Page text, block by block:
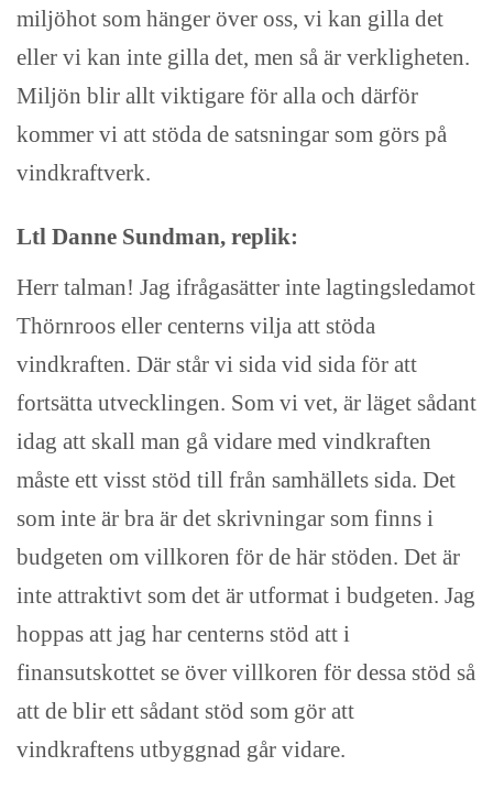
miljöhot som hänger över oss, vi kan gilla det
eller vi kan inte gilla det, men så är verkligheten.
Miljön blir allt viktigare för alla och därför
kommer vi att stöda de satsningar som görs på
vindkraftverk.
Ltl Danne Sundman, replik:
Herr talman! Jag ifrågasätter inte lagtingsledamot
Thörnroos eller centerns vilja att stöda
vindkraften. Där står vi sida vid sida för att
fortsätta utvecklingen. Som vi vet, är läget sådant
idag att skall man gå vidare med vindkraften
måste ett visst stöd till från samhällets sida. Det
som inte är bra är det skrivningar som finns i
budgeten om villkoren för de här stöden. Det är
inte attraktivt som det är utformat i budgeten. Jag
hoppas att jag har centerns stöd att i
finansutskottet se över villkoren för dessa stöd så
att de blir ett sådant stöd som gör att
vindkraftens utbyggnad går vidare.